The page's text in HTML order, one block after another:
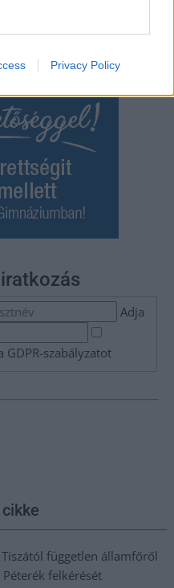
Privacy Policy
Adja
GDPR-szabályzatot
független államfőről
felkérését